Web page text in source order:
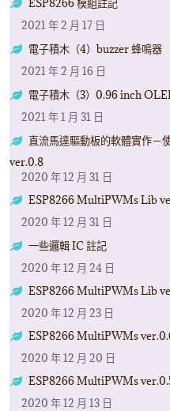
2021 年 2 月 17 日
電子積木（4）buzzer 蜂鳴器
2021 年 2 月 16 日
電子積木（3）0.96 inch
2021 年 1 月 31 日
直流馬達驅動板的軟體實作
ver.0.8
2020 年 12 月 31 日
ESP8266 MultiPWMs Lib
2020 年 12 月 31 日
一些邏輯 IC 註記
2020 年 12 月 24 日
ESP8266 MultiPWMs Lib
2020 年 12 月 23 日
ESP8266 MultiPWMs
2020 年 12 月 20 日
ESP8266 MultiPWMs
2020 年 12 月 13 日